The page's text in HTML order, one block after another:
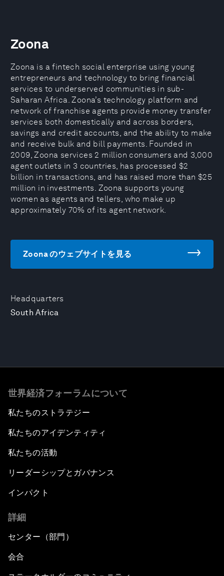
Headquarters
South Africa
Zoona
Zoona is a fintech social enterprise using young
entrepreneurs and technology to bring financial
services to underserved communities in sub-
Saharan Africa. Zoona’s technology platform and
network of franchise agents provide money transfer
services both domestically and across borders,
savings and credit accounts, and the ability to make
and receive bulk and bill payments. Founded in
2009, Zoona services 2 million consumers and 3,000
agent outlets in 3 countries, has processed $2
billion in transactions, and has raised more than $25
million in investments. Zoona supports young
women as agents and tellers, who make up
approximately 70% of its agent network.
Zoona のウェブサイトを見る
世界経済フォーラムについて
私たちのストラテジー
私たちのアイデンティティ
私たちの活動
リーダーシップとガバナンス
インパクト
詳細
センター（部門）
会合